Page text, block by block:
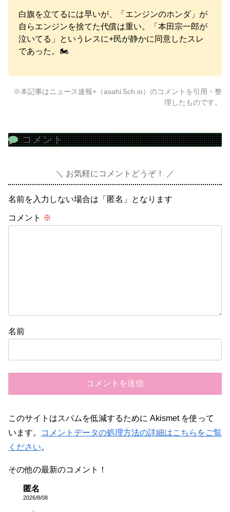
白旗を立てるには早いが、「エンジンのホンダ」が
自らエンジンを捨てた代償は重い。「本田宗一郎が
泣いてる」というレスに+民が静かに同意したスレ
であった。🏍️
※本記事はニュース速報+（asahi.5ch.io）のコメントを引用・整
理したものです。
コメント
お気軽にコメントどうぞ！
名前を入力しない場合は「匿名」となります
コメント ※
名前
このサイトはスパムを低減するために Akismet を使って
います。
コメントデータの処理方法の詳細はこちらをご覧
ください。
その他の最新のコメント！
匿名
2026/8/08